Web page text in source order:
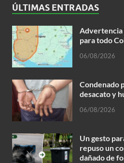
ÚLTIMAS ENTRADAS
Advertencia
para todo
06/08/2026
Condenado
desacato y
06/08/2026
Un gesto
repuso un
dañado de